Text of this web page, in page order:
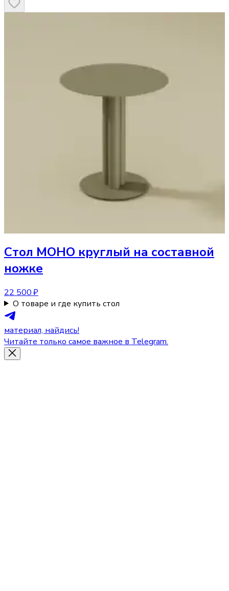
Стол МОНО круглый на составной
ножке
22 500 ₽
О товаре и где купить стол
материал, найдись!
Читайте только самое важное в Telegram.